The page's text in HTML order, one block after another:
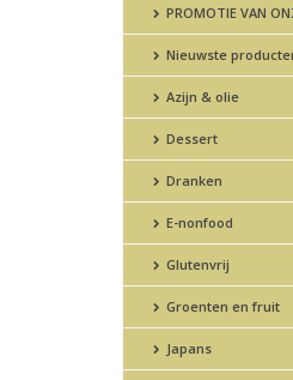
PROMOTIE VAN
Nieuwste
Azijn & olie
Dessert
Dranken
E-nonfood
Glutenvrij
Groenten en fruit
Japans